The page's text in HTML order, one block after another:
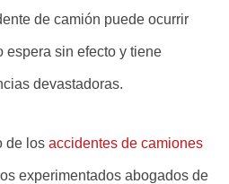
de camión puede ocurrir
espera sin efecto y tiene
devastadoras.
de los accidentes de camiones
experimentados abogados de